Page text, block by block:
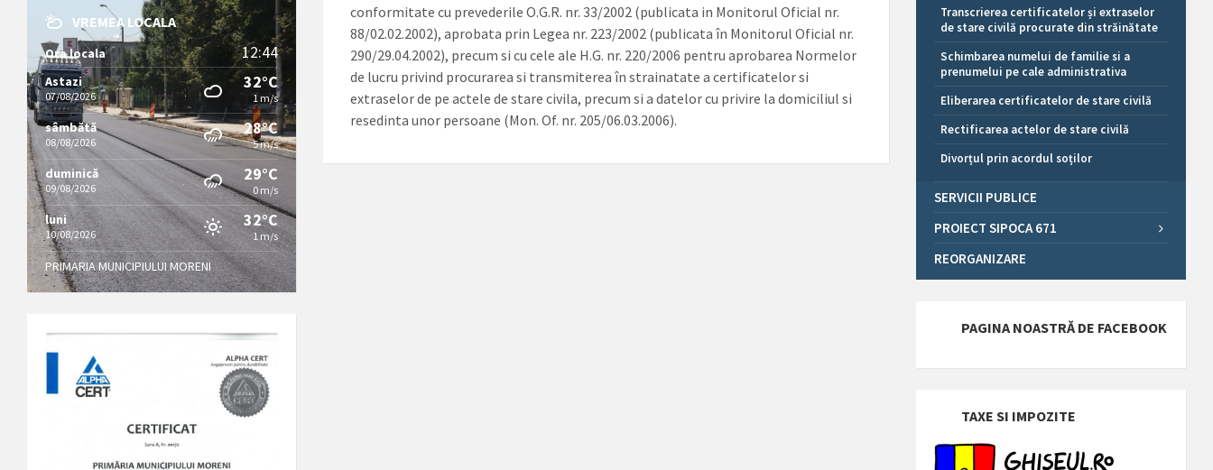
conformitate cu prevederile O.G.R. nr. 33/2002 (publicata in Monitorul Oficial nr.
88/02.02.2002), aprobata prin Legea nr. 223/2002 (publicata în Monitorul Oficial nr.
290/29.04.2002), precum si cu cele ale H.G. nr. 220/2006 pentru aprobarea Normelor
de lucru privind procurarea si transmiterea în strainatate a certificatelor si
extraselor de pe actele de stare civila, precum si a datelor cu privire la domiciliul si
resedinta unor persoane (Mon. Of. nr. 205/06.03.2006).
VREMEA LOCALA
Ora locala 12:44
Astazi
07/08/2026
32°C
1 m/s
sâmbătă
08/08/2026
28°C
5 m/s
duminică
09/08/2026
29°C
0 m/s
luni
10/08/2026
32°C
1 m/s
PRIMARIA MUNICIPIULUI MORENI
Transcrierea certificatelor și extraselor
de stare civilă procurate din străinătate
Schimbarea numelui de familie si a
prenumelui pe cale administrativa
Eliberarea certificatelor de stare civilă
Rectificarea actelor de stare civilă
Divorțul prin acordul soților
SERVICII PUBLICE
PROIECT SIPOCA 671
REORGANIZARE
PAGINA NOASTRĂ DE FACEBOOK
TAXE SI IMPOZITE